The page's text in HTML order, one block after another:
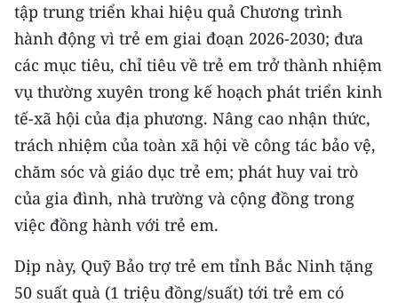
THỜI NAY
NHÂN DÂN CUỐI TUẦN
NHÂN DÂN HẰNG THÁNG
MUA BÁO
ĐỌC BÁO IN
ENGLISH
tập trung triển khai hiệu quả Chương trình
hành động vì trẻ em giai đoạn 2026-2030; đưa
các mục tiêu, chỉ tiêu về trẻ em trở thành nhiệm
vụ thường xuyên trong kế hoạch phát triển kinh
tế-xã hội của địa phương. Nâng cao nhận thức,
trách nhiệm của toàn xã hội về công tác bảo vệ,
chăm sóc và giáo dục trẻ em; phát huy vai trò
của gia đình, nhà trường và cộng đồng trong
việc đồng hành với trẻ em.
Dịp này, Quỹ Bảo trợ trẻ em tỉnh Bắc Ninh tặng
50 suất quà (1 triệu đồng/suất) tới trẻ em có